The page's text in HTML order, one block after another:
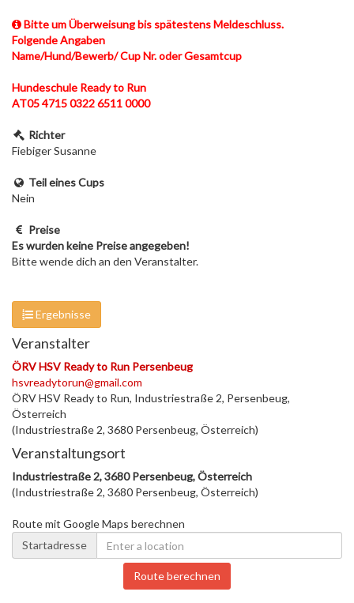
Bitte um Überweisung bis spätestens Meldeschluss.
Folgende Angaben
Name/Hund/Bewerb/ Cup Nr. oder Gesamtcup
Hundeschule Ready to Run
AT05 4715 0322 6511 0000
Richter
Fiebiger Susanne
Teil eines Cups
Nein
Preise
Es wurden keine Preise angegeben!
Bitte wende dich an den Veranstalter.
Ergebnisse
Veranstalter
ÖRV HSV Ready to Run Persenbeug
hsvreadytorun@gmail.com
ÖRV HSV Ready to Run, Industriestraße 2, Persenbeug,
Österreich
(Industriestraße 2, 3680 Persenbeug, Österreich)
Veranstaltungsort
Industriestraße 2, 3680 Persenbeug, Österreich
(Industriestraße 2, 3680 Persenbeug, Österreich)
Route mit Google Maps berechnen
Startadresse
Route berechnen